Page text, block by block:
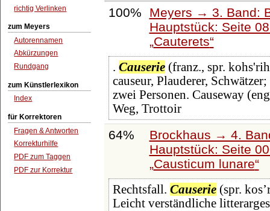
richtig Verlinken
zum Meyers
Autorennamen
Abkürzungen
Rundgang
zum Künstlerlexikon
Index
für Korrektoren
Fragen & Antworten
Korrekturhilfe
PDF zum Taggen
PDF zur Korrektur
100%
Meyers → 3. Band:
Hauptstück: Seite
Cauterets
. Causerie(franz., spr.
causeur, Plauderer,
zwei Personen. Causeway
Weg, Trottoir
64%
Brockhaus → 4.
Hauptstück: Seite
Causticum lunare
Rechtsfall. Causerie(spr.
Leicht verständliche